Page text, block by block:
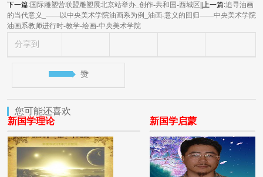
下一篇:国际雕塑营联盟雕塑展北京站举办_创作-共和国-西城区 ||上一篇:追寻油画
的当代意义_——以中央美术学院油画系为例_油画-意义的回归——中央美术学院
油画系教师进行时-教学-绘画-中央美术学院
分享到
赞
您可能还喜欢
新国学理论
新国学启蒙